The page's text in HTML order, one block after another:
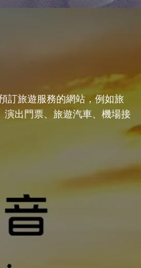
訂旅遊服務的網站，例如旅
出門票、旅遊汽車、機場接